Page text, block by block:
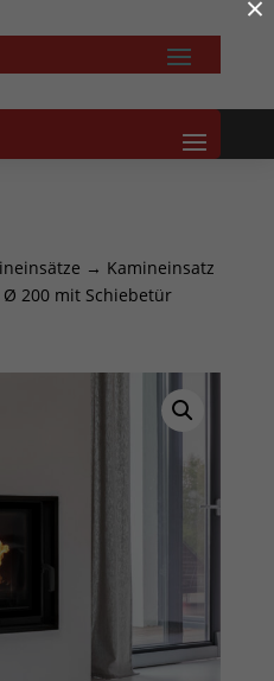
→ Kamineinsatz
Ø 200 mit Schiebetür